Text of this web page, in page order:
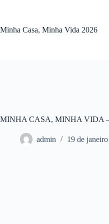
conteúdo
Minha Casa, Minha Vida 2026
MINHA CASA, MINHA VIDA –
admin 19 de